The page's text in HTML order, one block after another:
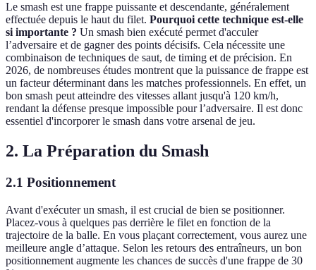
Le smash est une frappe puissante et descendante, généralement
effectuée depuis le haut du filet. Pourquoi cette technique est-elle
si importante ? Un smash bien exécuté permet d'acculer
l’adversaire et de gagner des points décisifs. Cela nécessite une
combinaison de techniques de saut, de timing et de précision. En
2026, de nombreuses études montrent que la puissance de frappe est
un facteur déterminant dans les matches professionnels. En effet, un
bon smash peut atteindre des vitesses allant jusqu'à 120 km/h,
rendant la défense presque impossible pour l’adversaire. Il est donc
essentiel d'incorporer le smash dans votre arsenal de jeu.
2. La Préparation du Smash
2.1 Positionnement
Avant d'exécuter un smash, il est crucial de bien se positionner.
Placez-vous à quelques pas derrière le filet en fonction de la
trajectoire de la balle. En vous plaçant correctement, vous aurez une
meilleure angle d’attaque. Selon les retours des entraîneurs, un bon
positionnement augmente les chances de succès d'une frappe de 30